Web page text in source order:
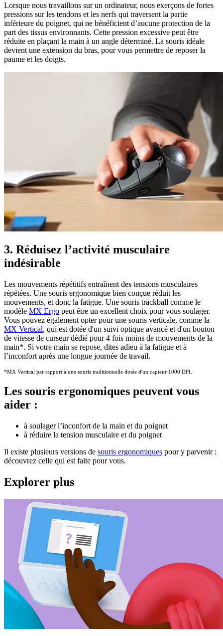
Lorsque nous travaillons sur un ordinateur, nous exerçons de fortes
pressions sur les tendons et les nerfs qui traversent la partie
inférieure du poignet, qui ne bénéficient d’aucune protection de la
part des tissus environnants. Cette pression excessive peut être
réduite en plaçant la main à un angle déterminé. La souris idéale
devient une extension du bras, pour vous permettre de reposer la
paume et les doigts.
3. Réduisez l’activité musculaire
indésirable
Les mouvements répétitifs entraînent des tensions musculaires
répétées. Une souris ergonomique bien conçue réduit les
mouvements, et donc la fatigue. Une souris trackball comme le
modèle MX Ergo peut être un excellent choix pour vous soulager.
Vous pouvez également opter pour une souris verticale, comme la
MX Vertical, qui est dotée d'un suivi optique avancé et d'un bouton
de vitesse de curseur dédié pour 4 fois moins de mouvements de la
main*. Si votre main se repose, dites adieu à la fatigue et à
l’inconfort après une longue journée de travail.
*MX Vertical par rapport à une souris traditionnelle dotée d'un capteur 1000 DPI.
Les souris ergonomiques peuvent vous
aider :
à soulager l’inconfort de la main et du poignet
à réduire la tension musculaire et du poignet
Il existe plusieurs versions de souris ergonomiques pour y parvenir :
découvrez celle qui est faite pour vous.
Explorer plus